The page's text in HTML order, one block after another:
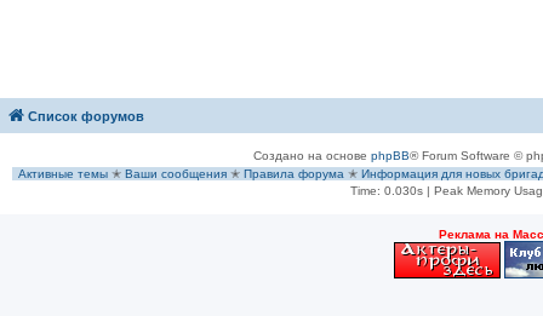
Список форумов
Создано на основе phpBB® Forum Software ©
Активные темы ✭ Ваши сообщения ✭ Правила форума ✭ Информация для новых
Time: 0.030s| Peak Memory
Рeклама на